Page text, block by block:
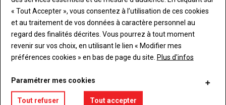
INSCRIPTION NEWSLETTER
« Tout Accepter », vous consentez à l’utilisation de ces cookies
et au traitement de vos données à caractère personnel au
regard des finalités décrites. Vous pourrez à tout moment
revenir sur vos choix, en utilisant le lien « Modifier mes
préférences cookies » en bas de page du site. Plus d'infos
Paramétrer mes cookies
Tout refuser Tout accepter